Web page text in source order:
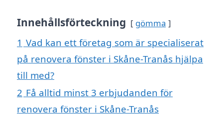
Innehållsförteckning gömma
1 Vad kan ett företag som är specialiserat
på renovera fönster i Skåne-Tranås hjälpa
till med?
2 Få alltid minst 3 erbjudanden för
renovera fönster i Skåne-Tranås